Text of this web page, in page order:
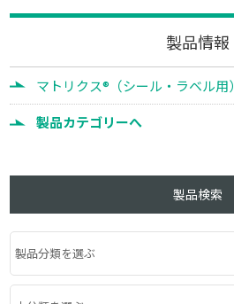
製品情報
マトリクス®（シール・ラベル用）
製品カテゴリーへ
製品検索